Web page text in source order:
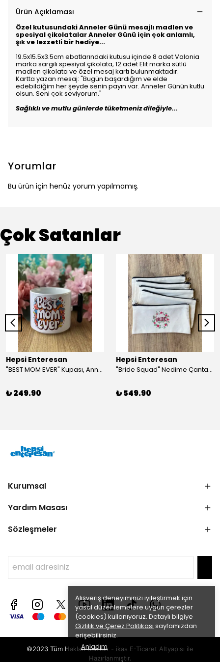
Alışveriş deneyiminizi iyileştirmek için
yasal düzenlemelere uygun çerezler
(cookies) kullanıyoruz. Detaylı bilgiye
Gizlilik ve Çerez Politikası sayfamızdan
erişebilirsiniz.
Anladım
Ürün Açıklaması
Özel kutusundaki Anneler Günü mesajlı madlen ve
spesiyal çikolatalar Anneler Günü için çok anlamlı,
şık ve lezzetli bir hediye...
19.5x15.5x3.5cm ebatlarındaki kutusu içinde 8 adet Valonia
marka sargılı spesiyal çikolata, 12 adet Elit marka sütlü
madlen çikolata ve özel mesaj kartı bulunmaktadır.
Kartta yazan mesaj: "Bugün başardığım ve elde
edebildiğim her şeyde senin payın var. Anneler Günün kutlu
olsun. Seni çok seviyorum."
Sağlıklı ve mutlu günlerde tüketmeniz dileğiyle...
Yorumlar
Bu ürün için henüz yorum yapılmamış.
Çok Satanlar
Hepsi Enteresan
"BEST MOM EVER" Kupası, Anneye Hediye, Anneler Günü, Porselen T Kupa
₺ 249.90
Hepsi Enteresan
"Bride Squad" Nedime Çantası, Kına Hediyesi, Düğün Hediyesi (5 adet)
₺ 549.90
Kurumsal
Yardım Masası
Sözleşmeler
©2023 Tüm Hakları Saklıdır - ikas E-Ticaret Altyapısı ile
Hazırlanmıştır.